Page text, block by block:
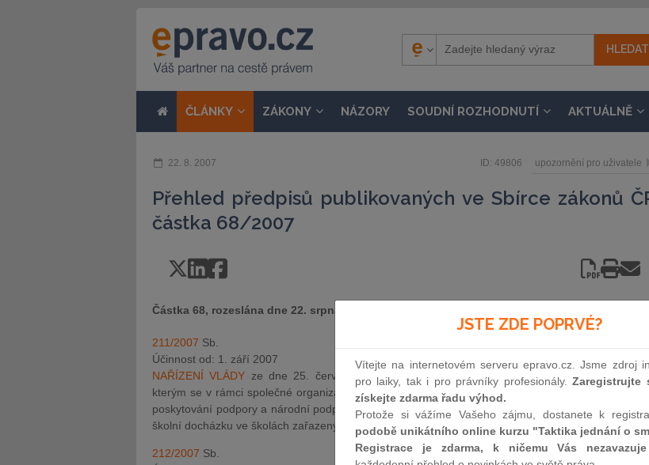
ČLÁNKY ZÁKONY NÁZORY SOUDNÍ ROZHODNUTÍ AKTUÁLNĚ
22. 8. 2007 ID: 49806 upozornění pro uživatele
Přehled předpisů publikovaných ve Sbírce zákonů
částka 68/2007
Částka 68, rozeslána dne 22. srpna 2007
211/2007 Sb.
Účinnost od: 1. září 2007
NAŘÍZENÍ VLÁDY ze dne 25. července 2007, kterým se mění nařízení vlády č. 205/2004
kterým se v rámci společné organizace trhu s mlékem a mléčnými výrobky stanoví bližší
poskytování podpory a národní podpory spotřeby mléka mléčných výrobků žáky, kteří plní
školní docházku ve školách zařazených do sítě škol, ve znění pozdějších předpisů
212/2007 Sb.
JSTE ZDE POPRVÉ?
Vítejte na internetovém serveru epravo.cz. Jsme zdroj
pro laiky, tak i pro právníky profesionály.Zaregistrujte
získejte zdarma řadu výhod.
Protože si vážíme Vašeho zájmu, dostanete k
podobě unikátního online kurzu "Taktika jednání o
Registrace je zdarma, k ničemu Vás nezavazuje